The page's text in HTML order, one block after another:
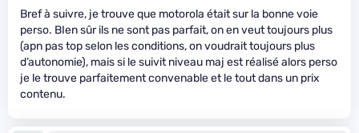
Bref à suivre, je trouve que motorola était sur la bonne voie
perso. BIen sûr ils ne sont pas parfait, on en veut toujours plus
(apn pas top selon les conditions, on voudrait toujours plus
d’autonomie), mais si le suivit niveau maj est réalisé alors perso
je le trouve parfaitement convenable et le tout dans un prix
contenu.